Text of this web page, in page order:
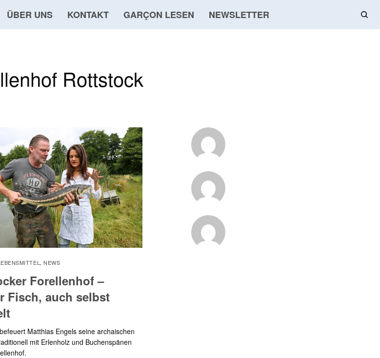
ÜBER UNS KONTAKT GARÇON LESEN NEWSLETTER
Rottstock
,NEWS
Forellenhof –
Fisch, auch selbst
Matthias Engels seine archaischen
mit Erlenholz und Buchenspänen